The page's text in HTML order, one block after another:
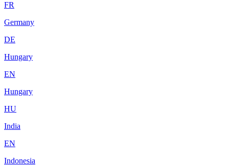
FR
Germany
DE
Hungary
EN
Hungary
HU
India
EN
Indonesia